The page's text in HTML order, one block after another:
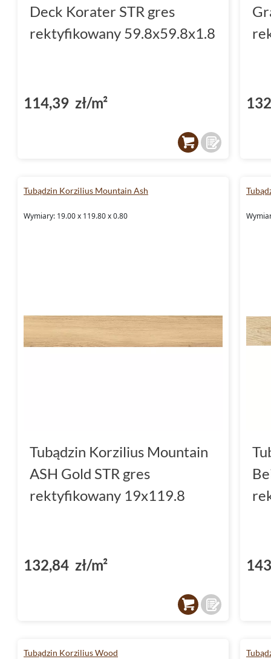
Deck Korater STR gres
rektyfikowany 59.8x59.8x1.8
114,39 zł/m²
Tubądzin Korzilius Mountain Ash
Wymiary: 19.00 x 119.80 x 0.80
Tubądzin Korzilius Mountain
ASH Gold STR gres
rektyfikowany 19x119.8
132,84 zł/m²
Tubądzin Korzilius Wood